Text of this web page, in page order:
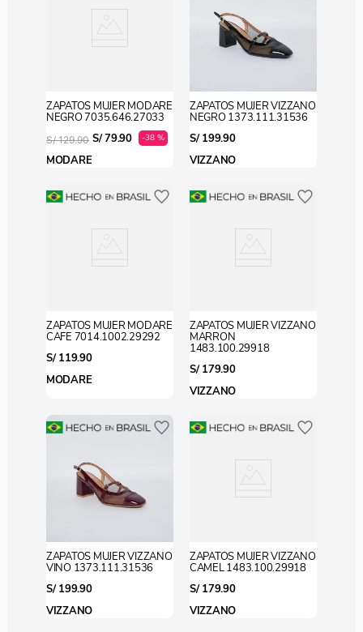
ZAPATOS MUJER MODARE
NEGRO 7035.646.27033
S/ 129.90 S/ 79.90 -38 %
MODARE
ZAPATOS MUJER VIZZANO
NEGRO 1373.111.31536
S/ 199.90
VIZZANO
ZAPATOS MUJER MODARE
CAFE 7014.1002.29292
S/ 119.90
MODARE
ZAPATOS MUJER VIZZANO
MARRON
1483.100.29918
S/ 179.90
VIZZANO
ZAPATOS MUJER VIZZANO
VINO 1373.111.31536
S/ 199.90
VIZZANO
ZAPATOS MUJER VIZZANO
CAMEL 1483.100.29918
S/ 179.90
VIZZANO